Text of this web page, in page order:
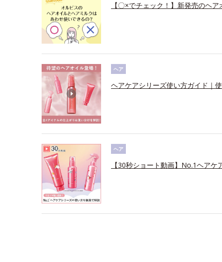
【〇×でチェック！】新発売のヘ
ヘア
ヘアケアシリーズ使い方ガイド｜
ヘア
【30秒ショート動画】No.1ヘア